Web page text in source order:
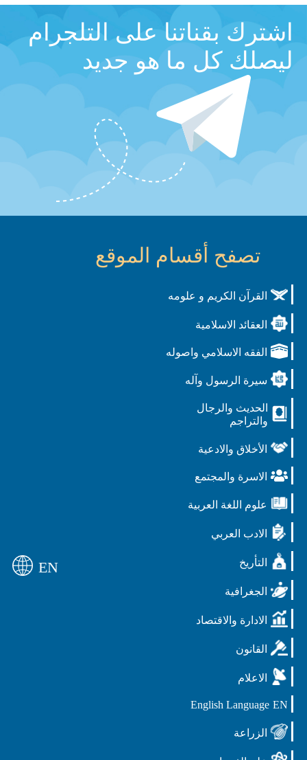
اشترك بقناتنا على التلجرام
ليصلك كل ما هو جديد
تصفح أقسام الموقع
القرآن الكريم و علومه
العقائد الاسلامية
الفقه الاسلامي واصوله
سيرة الرسول وآله
الحديث والرجال
والتراجم
الأخلاق والادعية
الاسرة والمجتمع
علوم اللغة العربية
الادب العربي
التأريخ
الجغرافية
الادارة والاقتصاد
القانون
الاعلام
EN
English Language
الزراعة
EN